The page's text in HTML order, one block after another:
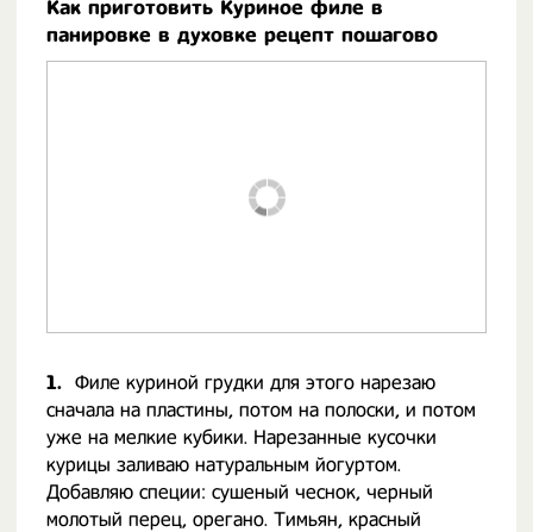
Как приготовить Куриное филе в
панировке в духовке рецепт пошагово
1. Филе куриной грудки для этого нарезаю
сначала на пластины, потом на полоски, и потом
уже на мелкие кубики. Нарезанные кусочки
курицы заливаю натуральным йогуртом.
Добавляю специи: сушеный чеснок, черный
молотый перец, орегано. Тимьян, красный